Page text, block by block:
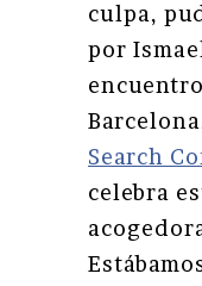
culpa,
por
Search
celebra